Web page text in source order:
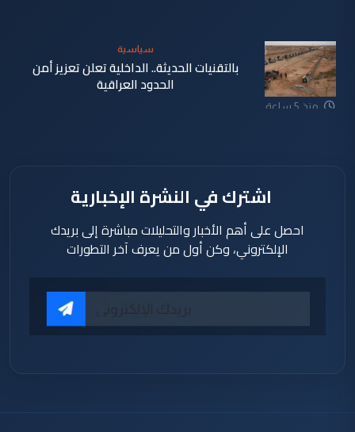
منذ 5 ساعة
سياسية
بالتقنيات الحديثة.. الداخلية تعلن تعزيز أمن
الحدود العراقية
اشترك في النشرة الإخبارية
احصل على أهم الأخبار والتحليلات مباشرة إلى بريدك
الإلكتروني، وكن أول من يعرف آخر التطورات